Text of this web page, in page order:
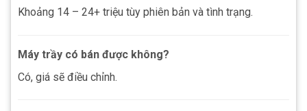
Khoảng 14 – 24+ triệu tùy phiên bản và tình trạng.
Máy trầy có bán được không?
Có, giá sẽ điều chỉnh.